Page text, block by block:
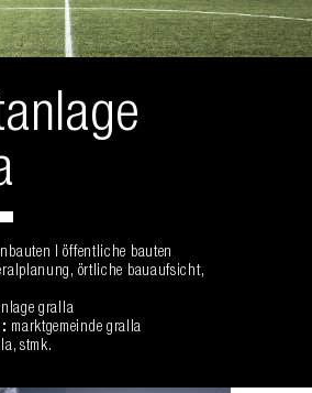
| öffentliche bauten
örtliche bauaufsicht,
gralla
marktgemeinde gralla
stmk.